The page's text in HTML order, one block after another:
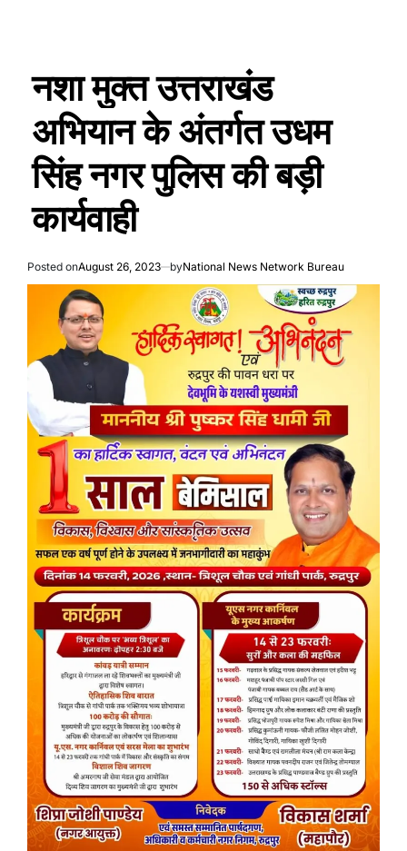
नशा मुक्त उत्तराखंड
अभियान के अंतर्गत उधम
सिंह नगर पुलिस की बड़ी
कार्यवाही
Posted onAugust 26, 2023 byNational News Network Bureau